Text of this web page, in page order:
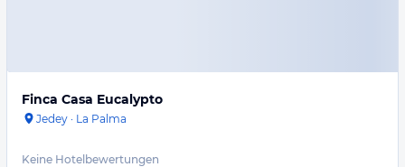
Finca Casa Eucalypto
Jedey · La Palma
Keine Hotelbewertungen